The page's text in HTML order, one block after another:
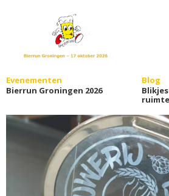
Evenementen
Bierrun Groningen 2026
Blog